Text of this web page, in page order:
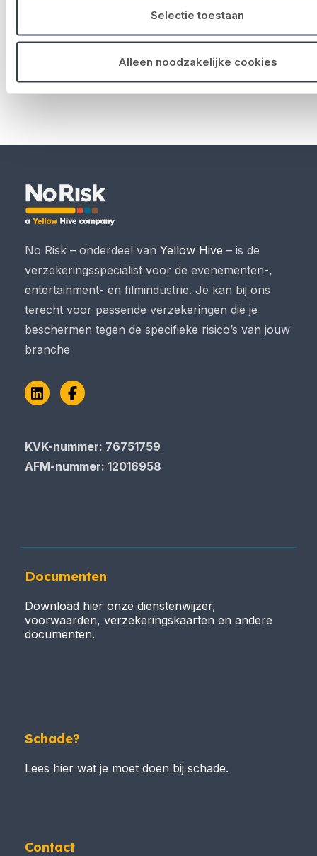
Selectie toestaan
Alleen noodzakelijke cookies
No Risk – onderdeel van Yellow Hive – is de
verzekeringsspecialist voor de evenementen-,
entertainment- en filmindustrie. Je kan bij ons
terecht voor passende verzekeringen die je
beschermen tegen de specifieke risico’s van jouw
branche
LinkedInFacebook
KVK-nummer: 76751759
AFM-nummer: 12016958
Documenten
Download hier onze dienstenwijzer,
voorwaarden, verzekeringskaarten en andere
documenten.
Schade?
Lees hier wat je moet doen bij schade.
Contact